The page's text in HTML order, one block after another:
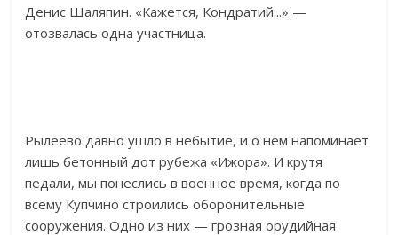
Денис Шаляпин. «Кажется, Кондратий...» —
отозвалась одна участница.
Рылеево давно ушло в небытие, и о нем напоминает
лишь бетонный дот рубежа «Ижора». И крутя
педали, мы понеслись в военное время, когда по
всему Купчино строились оборонительные
сооружения. Одно из них — грозная орудийная